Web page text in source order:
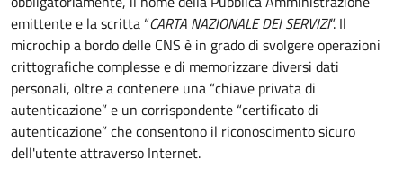
emittente e la scritta “CARTA NAZIONALE DEI SERVIZI”. Il
microchip a bordo delle CNS è in grado di svolgere operazioni
crittografiche complesse e di memorizzare diversi dati
personali, oltre a contenere una “chiave privata di
autenticazione” e un corrispondente “certificato di
autenticazione” che consentono il riconoscimento sicuro
dell'utente attraverso Internet.